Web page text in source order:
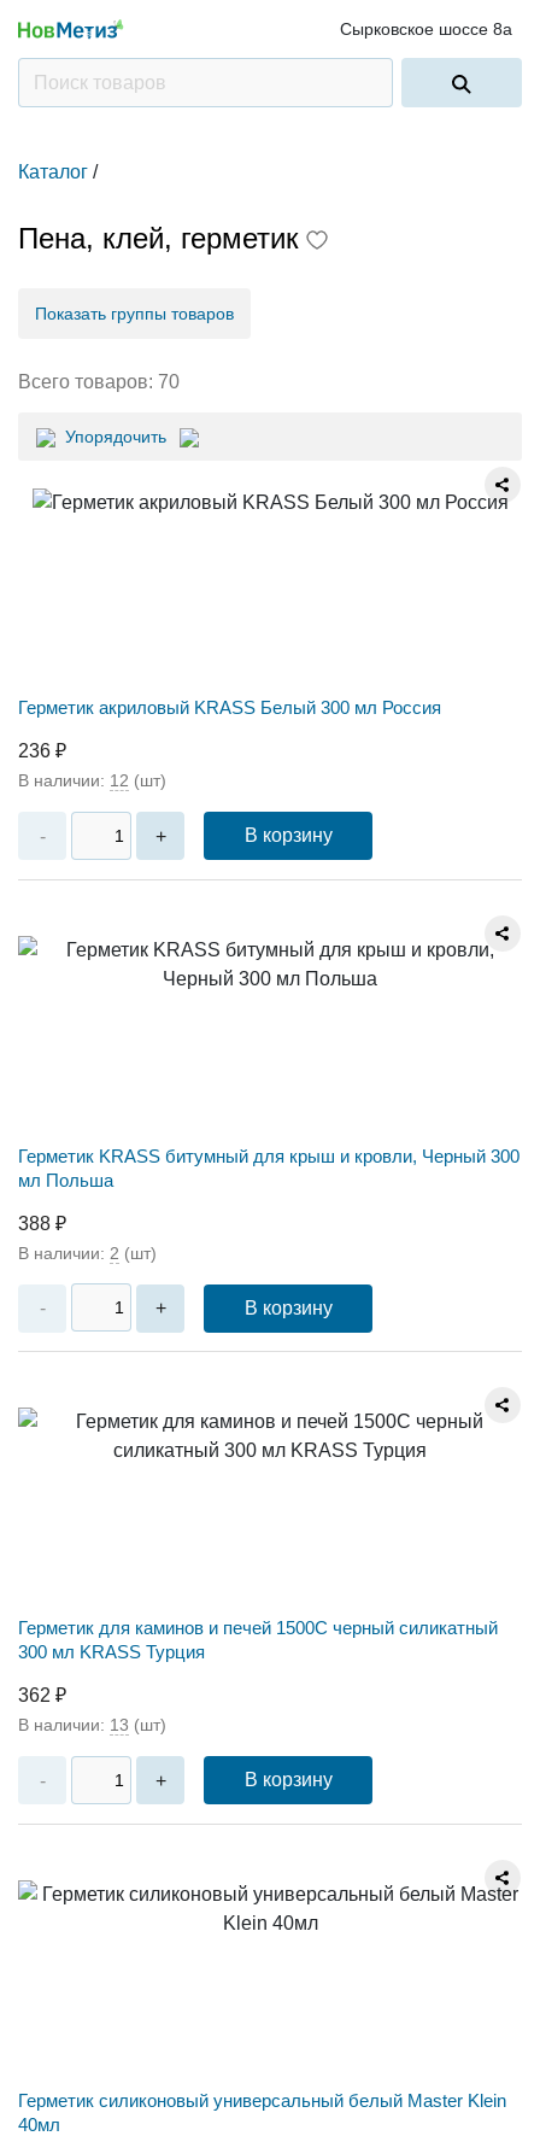
Сырковское шоссе 8а
Каталог /
Пена, клей, герметик
Показать группы товаров
Всего товаров: 70
Упорядочить
Герметик акриловый KRASS Белый 300 мл Россия
236 ₽
В наличии: 12 (шт)
- + В корзину
Герметик KRASS битумный для крыш и кровли, Черный 300
мл Польша
388 ₽
В наличии: 2 (шт)
- + В корзину
Герметик для каминов и печей 1500С черный силикатный
300 мл KRASS Турция
362 ₽
В наличии: 13 (шт)
- + В корзину
Герметик силиконовый универсальный белый Master Klein
40мл